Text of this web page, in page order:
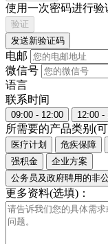
使用一次密码进行验
验证
发送新验证码
电邮
微信号
语言
联系时间
09:00 - 12:00 12:00 -
所需要的产品类别(可
医疗计划 危疾保障
强积金
企业方案
公务员及政府聘用的非
更多资料(选填)：